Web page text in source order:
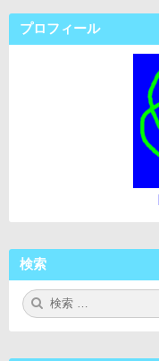
ー
シ
プロフィール
検索
検
索: